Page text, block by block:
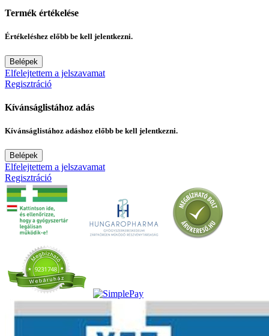
Termék értékelése
Értékeléshez előbb be kell jelentkezni.
Belépek
Elfelejtettem a jelszavamat
Regisztráció
Kívánságlistához adás
Kívánságlistához adáshoz előbb be kell jelentkezni.
Belépek
Elfelejtettem a jelszavamat
Regisztráció